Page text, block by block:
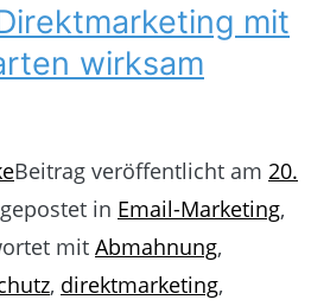
mit
wirksam
Beitrag veröffentlicht am 20.
in Email-Marketing,
mit Abmahnung,
, direktmarketing,